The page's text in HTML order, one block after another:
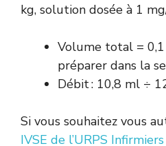
kg, solution dosée à 1
Volume total =
préparer dans la
Débit : 10,8 ml ÷
Si vous souhaitez vous
IVSE de l’URPS Infirmiers